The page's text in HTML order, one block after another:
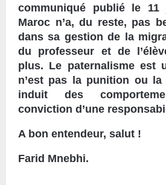
communiqué publié le
Maroc n’a, du reste, pas
dans sa gestion de la
du professeur et de
plus. Le paternalisme est
n’est pas la punition ou la
induit des
conviction d’une
A bon entendeur, salut !
Farid Mnebhi.